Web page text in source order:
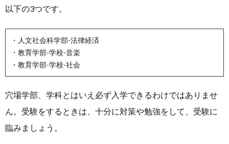
以下の3つです。
・人文社会科学部-法律経済
・教育学部-学校-音楽
・教育学部-学校-社会
穴場学部、学科とはいえ必ず入学できるわけではありませ
ん。受験をするときは、十分に対策や勉強をして、受験に
臨みましょう。